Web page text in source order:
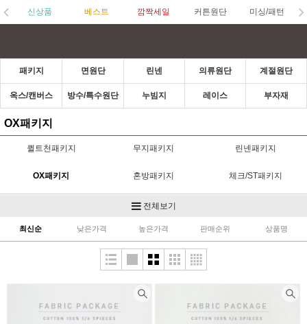
신상품 베스트 깜짝세일 커튼원단 미싱/패턴
패키지 면원단 린넨 의류원단 계절원단
옥스/캔버스 방수/특수원단 누빔지 레이스 부자재
OX패키지
퀼트천패키지 무지패키지 린넨패키지
OX패키지 혼방패키지 체크/ST패키지
도트패키지
다이마루패키지
전체보기
최신순 낮은가격 높은가격 판매순위 상품명